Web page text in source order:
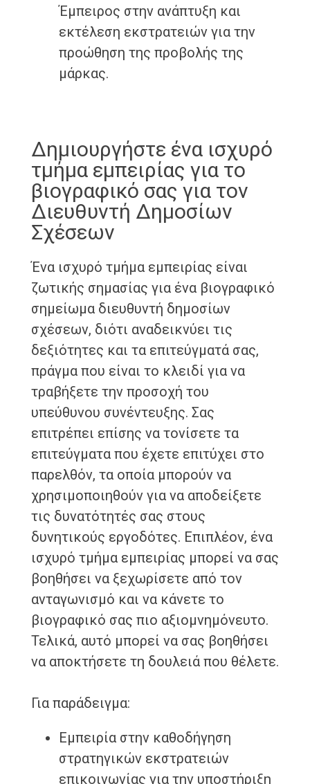
Έμπειρος στην ανάπτυξη και
εκτέλεση εκστρατειών για την
προώθηση της προβολής της
μάρκας.
Δημιουργήστε ένα ισχυρό
τμήμα εμπειρίας για το
βιογραφικό σας για τον
Διευθυντή Δημοσίων
Σχέσεων
Ένα ισχυρό τμήμα εμπειρίας είναι
ζωτικής σημασίας για ένα βιογραφικό
σημείωμα διευθυντή δημοσίων
σχέσεων, διότι αναδεικνύει τις
δεξιότητες και τα επιτεύγματά σας,
πράγμα που είναι το κλειδί για να
τραβήξετε την προσοχή του
υπεύθυνου συνέντευξης. Σας
επιτρέπει επίσης να τονίσετε τα
επιτεύγματα που έχετε επιτύχει στο
παρελθόν, τα οποία μπορούν να
χρησιμοποιηθούν για να αποδείξετε
τις δυνατότητές σας στους
δυνητικούς εργοδότες. Επιπλέον, ένα
ισχυρό τμήμα εμπειρίας μπορεί να σας
βοηθήσει να ξεχωρίσετε από τον
ανταγωνισμό και να κάνετε το
βιογραφικό σας πιο αξιομνημόνευτο.
Τελικά, αυτό μπορεί να σας βοηθήσει
να αποκτήσετε τη δουλειά που θέλετε.
Για παράδειγμα:
Εμπειρία στην καθοδήγηση
στρατηγικών εκστρατειών
επικοινωνίας για την υποστήριξη